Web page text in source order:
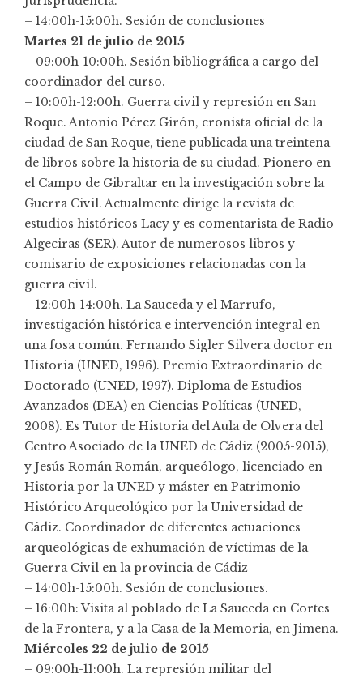
– 14:00h-15:00h. Sesión de conclusiones
Martes 21 de julio de 2015
– 09:00h-10:00h. Sesión bibliográfica a cargo del
coordinador del curso.
– 10:00h-12:00h. Guerra civil y represión en San
Roque. Antonio Pérez Girón, cronista oficial de la
ciudad de San Roque, tiene publicada una treintena
de libros sobre la historia de su ciudad. Pionero en
el Campo de Gibraltar en la investigación sobre la
Guerra Civil. Actualmente dirige la revista de
estudios históricos Lacy y es comentarista de Radio
Algeciras (SER). Autor de numerosos libros y
comisario de exposiciones relacionadas con la
guerra civil.
– 12:00h-14:00h. La Sauceda y el Marrufo,
investigación histórica e intervención integral en
una fosa común. Fernando Sigler Silvera doctor en
Historia (UNED, 1996). Premio Extraordinario de
Doctorado (UNED, 1997). Diploma de Estudios
Avanzados (DEA) en Ciencias Políticas (UNED,
2008). Es Tutor de Historia del Aula de Olvera del
Centro Asociado de la UNED de Cádiz (2005-2015),
y Jesús Román Román, arqueólogo, licenciado en
Historia por la UNED y máster en Patrimonio
Histórico Arqueológico por la Universidad de
Cádiz. Coordinador de diferentes actuaciones
arqueológicas de exhumación de víctimas de la
Guerra Civil en la provincia de Cádiz
– 14:00h-15:00h. Sesión de conclusiones.
– 16:00h: Visita al poblado de La Sauceda en Cortes
de la Frontera, y a la Casa de la Memoria, en Jimena.
Miércoles 22 de julio de 2015
– 09:00h-11:00h. La represión militar del